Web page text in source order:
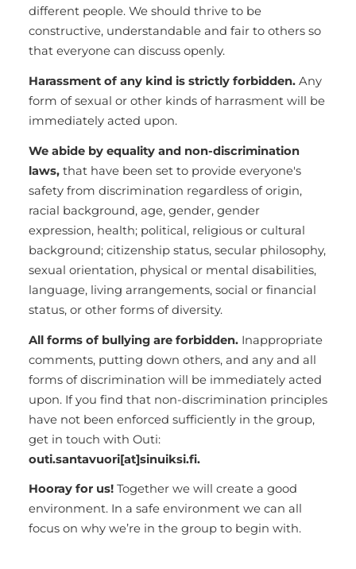
different people. We should thrive to be
constructive, understandable and fair to others so
that everyone can discuss openly.
Harassment of any kind is strictly forbidden. Any
form of sexual or other kinds of harrasment will be
immediately acted upon.
We abide by equality and non-discrimination
laws,that have been set to provide everyone's
safety from discrimination regardless of origin,
racial background, age, gender, gender
expression, health; political, religious or cultural
background; citizenship status, secular philosophy,
sexual orientation, physical or mental disabilities,
language, living arrangements, social or financial
status, or other forms of diversity.
All forms of bullying are forbidden.Inappropriate
comments, putting down others, and any and all
forms of discrimination will be immediately acted
upon. If you find that non-discrimination principles
have not been enforced sufficiently in the group,
get in touch with Outi:
outi.santavuori[at]sinuiksi.fi.
Hooray for us! Together we will create a good
environment. In a safe environment we can all
focus on why we’re in the group to begin with.